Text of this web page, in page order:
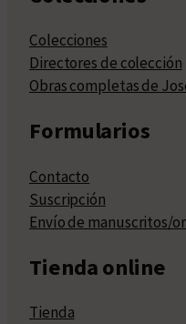
Colecciones
Directores de colección
Obras completas de
Formularios
Contacto
Suscripción
Envío de manuscritos/
Tienda online
Tienda